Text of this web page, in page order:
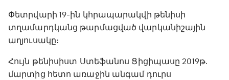
Փետրվարի 19-ին կհրապարակվի թենիսի
տղամարդկանց թարմացված վարկանիշային
աղյուսակը։
Հույն թենիսիստ Ստեֆանոս Ցիցիպասը 2019թ.
մարտից հետո առաջին անգամ դուրս